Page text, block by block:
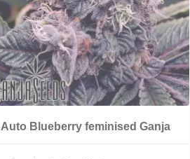
Auto Blueberry feminised Ganja